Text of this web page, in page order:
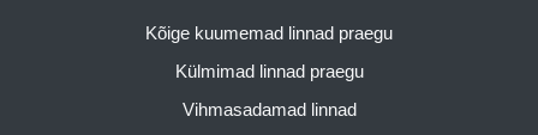
Kõige kuumemad linnad praegu
Külmimad linnad praegu
Vihmasadamad linnad